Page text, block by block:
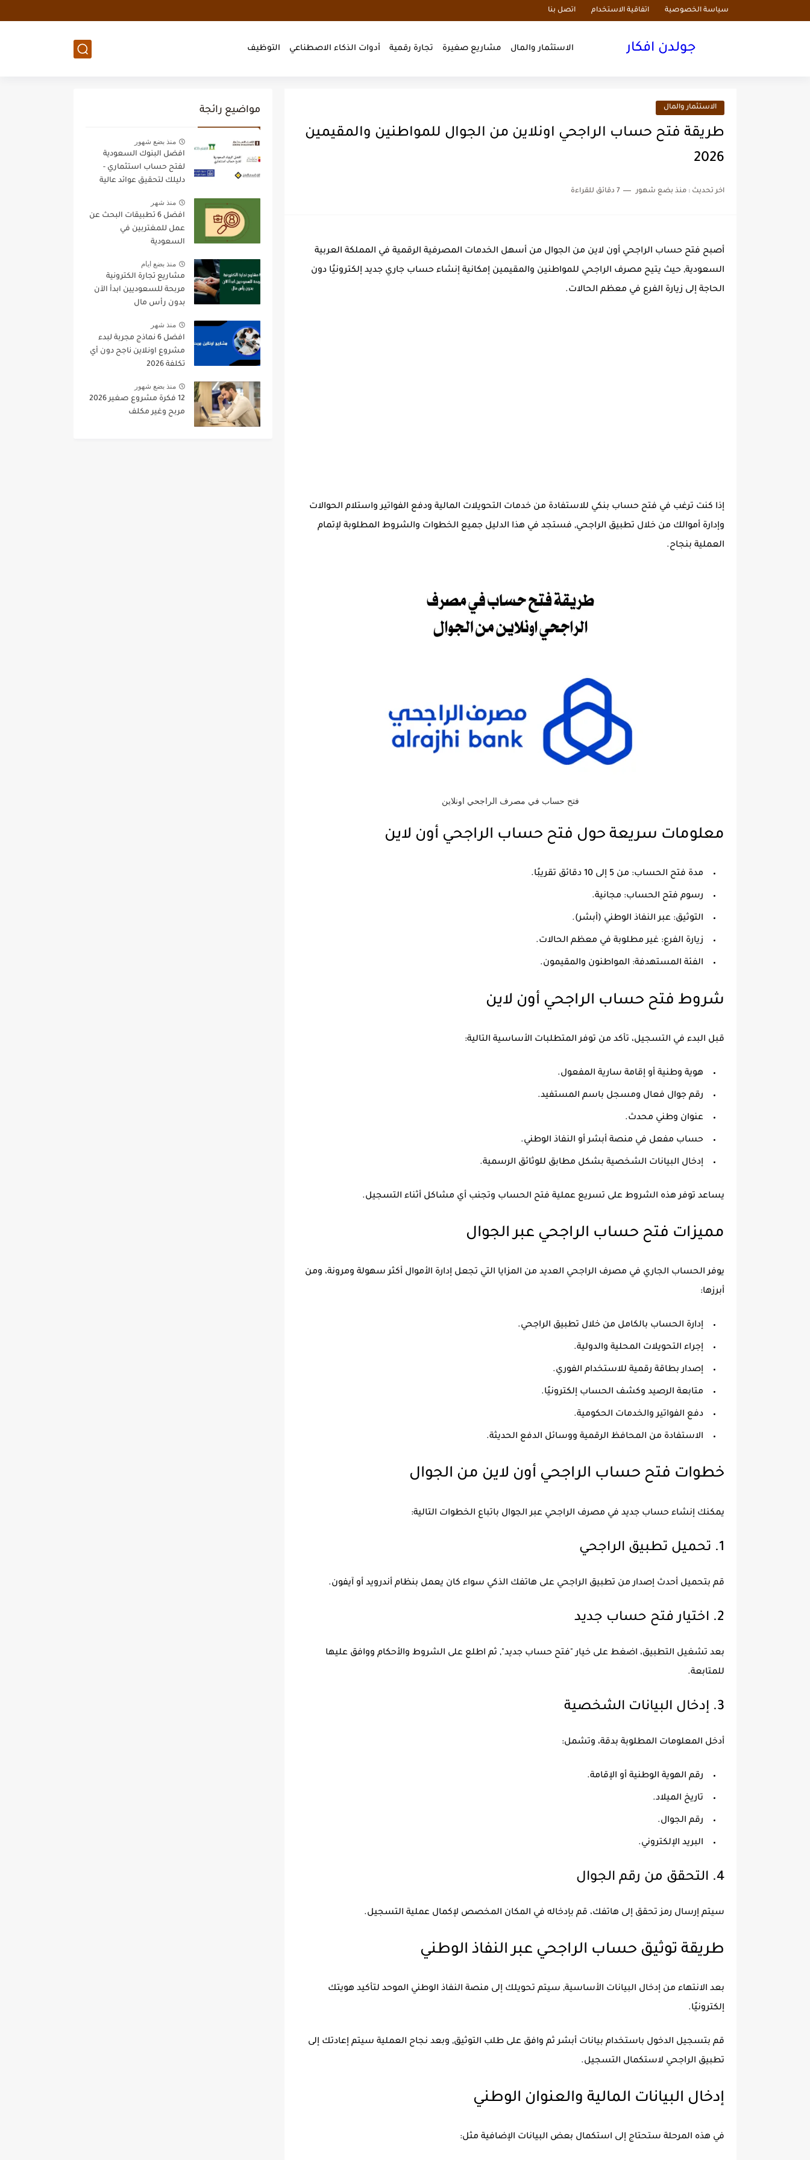
سياسة الخصوصية اتفاقية الاستخدام اتصل بنا
جولدن افكار الاستثمار والمال مشاريع صغيرة تجارة رقمية أدوات الذكاء الاصطناعي التوظيف
الاستثمار والمال
طريقة فتح حساب الراجحي اونلاين من الجوال للمواطنين والمقيمين
2026
اخر تحديث : منذ بضع شهور 7 دقائق للقراءة
أصبح فتح حساب الراجحي أون لاين من الجوال من أسهل الخدمات المصرفية الرقمية في المملكة العربية
السعودية, حيث يتيح مصرف الراجحي للمواطنين والمقيمين إمكانية إنشاء حساب جاري جديد إلكترونيًا دون
الحاجة إلى زيارة الفرع في معظم الحالات.
إذا كنت ترغب في فتح حساب بنكي للاستفادة من خدمات التحويلات المالية ودفع الفواتير واستلام الحوالات
وإدارة أموالك من خلال تطبيق الراجحي, فستجد في هذا الدليل جميع الخطوات والشروط المطلوبة لإتمام
العملية بنجاح.
فتح حساب في مصرف الراجحي اونلاين
معلومات سريعة حول فتح حساب الراجحي أون لاين
مدة فتح الحساب: من 5 إلى 10 دقائق تقريبًا.
رسوم فتح الحساب: مجانية.
التوثيق: عبر النفاذ الوطني (أبشر).
زيارة الفرع: غير مطلوبة في معظم الحالات.
الفئة المستهدفة: المواطنون والمقيمون.
شروط فتح حساب الراجحي أون لاين
قبل البدء في التسجيل، تأكد من توفر المتطلبات الأساسية التالية:
هوية وطنية أو إقامة سارية المفعول.
رقم جوال فعال ومسجل باسم المستفيد.
عنوان وطني محدث.
حساب مفعل في منصة أبشر أو النفاذ الوطني.
إدخال البيانات الشخصية بشكل مطابق للوثائق الرسمية.
يساعد توفر هذه الشروط على تسريع عملية فتح الحساب وتجنب أي مشاكل أثناء التسجيل.
مميزات فتح حساب الراجحي عبر الجوال
يوفر الحساب الجاري في مصرف الراجحي العديد من المزايا التي تجعل إدارة الأموال أكثر سهولة ومرونة، ومن
أبرزها:
إدارة الحساب بالكامل من خلال تطبيق الراجحي.
إجراء التحويلات المحلية والدولية.
إصدار بطاقة رقمية للاستخدام الفوري.
متابعة الرصيد وكشف الحساب إلكترونيًا.
دفع الفواتير والخدمات الحكومية.
الاستفادة من المحافظ الرقمية ووسائل الدفع الحديثة.
خطوات فتح حساب الراجحي أون لاين من الجوال
يمكنك إنشاء حساب جديد في مصرف الراجحي عبر الجوال باتباع الخطوات التالية:
1. تحميل تطبيق الراجحي
قم بتحميل أحدث إصدار من تطبيق الراجحي على هاتفك الذكي سواء كان يعمل بنظام أندرويد أو آيفون.
2. اختيار فتح حساب جديد
بعد تشغيل التطبيق، اضغط على خيار "فتح حساب جديد", ثم اطلع على الشروط والأحكام ووافق عليها
للمتابعة.
3. إدخال البيانات الشخصية
أدخل المعلومات المطلوبة بدقة، وتشمل:
رقم الهوية الوطنية أو الإقامة.
تاريخ الميلاد.
رقم الجوال.
البريد الإلكتروني.
4. التحقق من رقم الجوال
سيتم إرسال رمز تحقق إلى هاتفك، قم بإدخاله في المكان المخصص لإكمال عملية التسجيل.
طريقة توثيق حساب الراجحي عبر النفاذ الوطني
بعد الانتهاء من إدخال البيانات الأساسية, سيتم تحويلك إلى منصة النفاذ الوطني الموحد لتأكيد هويتك
إلكترونيًا.
قم بتسجيل الدخول باستخدام بيانات أبشر ثم وافق على طلب التوثيق, وبعد نجاح العملية سيتم إعادتك إلى
تطبيق الراجحي لاستكمال التسجيل.
إدخال البيانات المالية والعنوان الوطني
في هذه المرحلة ستحتاج إلى استكمال بعض البيانات الإضافية مثل:
مواضيع رائجة
منذ بضع شهور
افضل البنوك السعودية
لفتح حساب استثماري -
دليلك لتحقيق عوائد عالية
منذ شهر
افضل 6 تطبيقات البحث عن
عمل للمغتربين في
السعودية
منذ بضع ايام
مشاريع تجارة الكترونية
مربحة للسعوديين ابدأ الآن
بدون رأس مال
منذ شهر
افضل 6 نماذج مجربة لبدء
مشروع اونلاين ناجح دون أي
تكلفة 2026
منذ بضع شهور
12 فكرة مشروع صغير 2026
مربح وغير مكلف